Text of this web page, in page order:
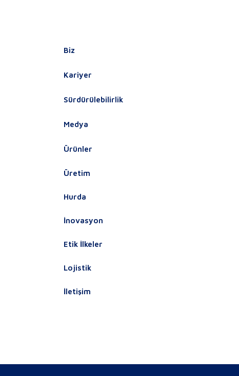
Biz
Kariyer
Sürdürülebilirlik
Medya
Ürünler
Üretim
Hurda
İnovasyon
Etik İlkeler
Lojistik
İletişim